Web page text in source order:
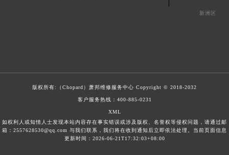
新洲区
版权所有:（Chopard） 萧邦维修服务中心 Copyright © 2018-2032
客户服务热线： 400-885-0231
XML
如权利人或知情人士发现本站内容存在事实错误或涉及版权、名誉权等侵权问题，请通过邮
箱：2557628530@qq.com 与我们联系，我们将在收到通知后立即依法处理。当前页面信息
更新时间：2026-06-21T17:32:03+08:00